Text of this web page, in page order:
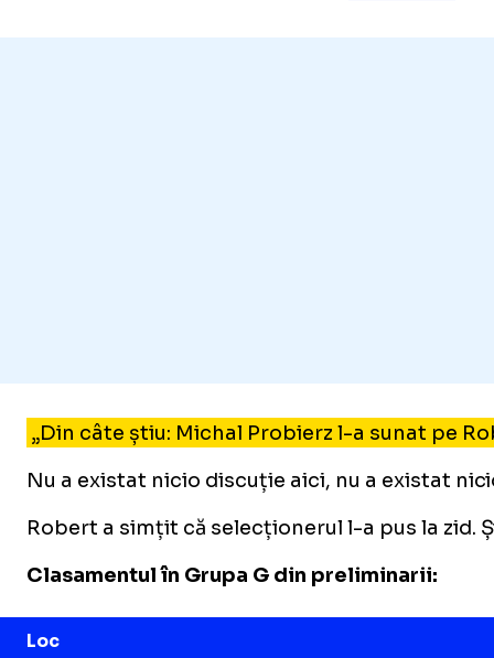
„Din câte știu: Michal Probierz l-a sunat pe
Nu a existat nicio discuție aici, nu a existat
Robert a simțit că selecționerul l-a pus la zid.
Clasamentul în Grupa G din preliminarii:
Loc